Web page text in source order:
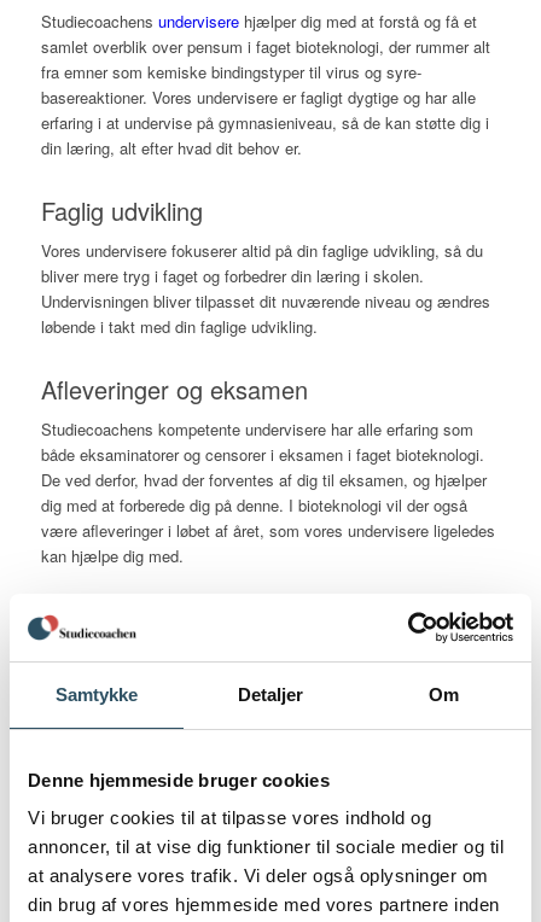
Samtykke Detaljer Om
Denne hjemmeside bruger cookies
Vi bruger cookies til at tilpasse vores indhold og
annoncer, til at vise dig funktioner til sociale medier og til
at analysere vores trafik. Vi deler også oplysninger om
din brug af vores hjemmeside med vores partnere inden
Studiecoachens underviserehjælper dig med at forstå og få et
samlet overblik over pensum i faget bioteknologi, der rummer alt
fra emner som kemiske bindingstyper til virus og syre-
basereaktioner. Vores undervisere er fagligt dygtige og har alle
erfaring i at undervise på gymnasieniveau, så de kan støtte dig i
din læring, alt efter hvad dit behov er.
Faglig udvikling
Vores undervisere fokuserer altid på din faglige udvikling, så du
bliver mere tryg i faget og forbedrer din læring i skolen.
Undervisningen bliver tilpasset dit nuværende niveau og ændres
løbende i takt med din faglige udvikling.
Afleveringer og eksamen
Studiecoachens kompetente undervisere har alle erfaring som
både eksaminatorer og censorer i eksamen i faget bioteknologi.
De ved derfor, hvad der forventes af dig til eksamen, og hjælper
dig med at forberede dig på denne. I bioteknologi vil der også
være afleveringer i løbet af året, som vores undervisere ligeledes
kan hjælpe dig med.
“Super hjælp Jeg fik rigtig god hjælp til min rapport i
– Zarvic